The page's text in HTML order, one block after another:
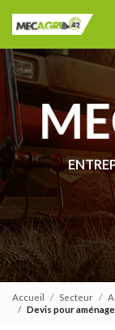
contenu
principal
Accueil Secteur
Devis pour